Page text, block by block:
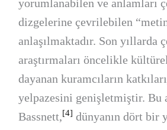
yorumlanabilen ve anlamları
dizgelerine çevrilebilen
anlaşılmaktadır. Son yıllarda
araştırmaları öncelikle
dayanan kuramcıların
yelpazesini genişletmiştir. Bu
Bassnett,[4] dünyanın dört bir